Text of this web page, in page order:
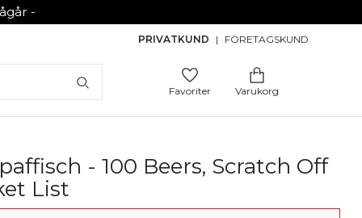
-
PRIVATKUND | FÖRETAGSKUND
Favoriter Varukorg
- 100 Beers, Scratch Off
List